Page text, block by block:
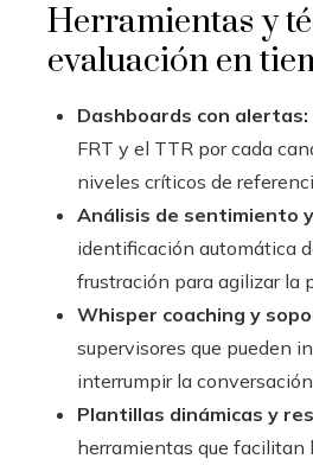
Herramientas y
evaluación en
Dashboards con alertas:
FRT y el TTR por cada
niveles críticos de
Análisis de sentimiento
identificación automática
frustración para agilizar la
Whisper coaching y
supervisores que pueden
interrumpir la
Plantillas dinámicas y
herramientas que facilitan